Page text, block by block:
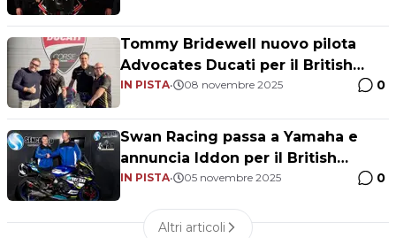
Tommy Bridewell nuovo pilota
Advocates Ducati per il British
Superbike 2026
IN PISTA• 08 novembre 2025 0
Swan Racing passa a Yamaha e
annuncia Iddon per il British
Superbike 2026
IN PISTA• 05 novembre 2025 0
Altri articoli